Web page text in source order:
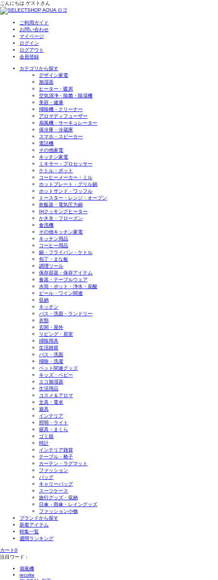
こんにちは ゲスト さん
ご利用ガイド
お問い合わせ
マイページ
ログイン
ログアウト
会員登録
カテゴリから探す
デザイン家電
加湿器
ヒーター・暖房
空気清浄・除菌・除湿機
美容・健康
掃除機・クリーナー
アロマディフューザー
扇風機・サーキュレーター
保冷庫・冷蔵庫
スマホ・スピーカー
電話機
その他家電
キッチン家電
ミキサー・プロセッサー
ケトル・ポット
コーヒーメーカー・ミル
ホットプレート・グリル鍋
ホットサンド・ワッフル
トースター・レンジ・オーブン
炊飯器・電気圧力鍋
IHクッキングヒーター
かき氷・フローズン
食洗機
その他キッチン家電
キッチン用品
コーヒー用品
鍋・フライパン・ケトル
包丁・まな板
調理ツール
保存容器・保存アイテム
食器・テーブルウェア
水筒・ポット・浄水・炭酸
ビール・ワイン関連
収納
キッチン
バス・洗面・ランドリー
衣類
玄関・屋外
リビング・居室
掃除用具
生活雑貨
バス・洗面
掃除・洗濯
ペット関連グッズ
キッズ・ベビー
エコ加湿器
生活用品
コスメ＆アロマ
文具・電卓
遊具
インテリア
照明・ライト
寝具・まくら
ゴミ箱
時計
インテリア雑貨
テーブル・椅子
カーテン・ラグマット
ファッション
バッグ
キャリーバッグ
スーツケース
旅行グッズ・収納
日傘・雨傘・レイングッズ
ファッション小物
ブランドから探す
新着アイテム
特集一覧
週間ランキング
カート0
注目ワード：
扇風機
recolte